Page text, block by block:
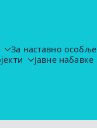
За наставно особље
Јавне набавке